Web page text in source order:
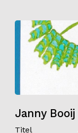
Janny Booij
Titel